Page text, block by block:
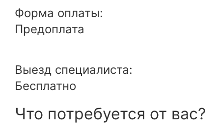
Форма оплаты:
Предоплата
Выезд специалиста:
Бесплатно
Что потребуется от вас?